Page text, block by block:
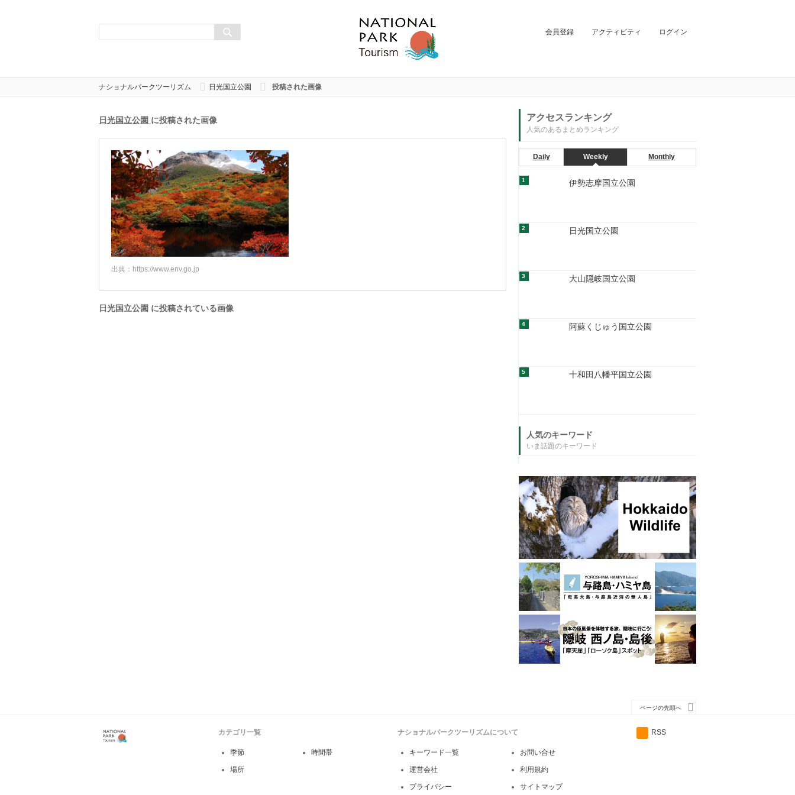
会員登録 アクティビティ ログイン
ナショナルパークツーリズム 日光国立公園 投稿された画像
日光国立公園 に投稿された画像
出典： https://www.env.go.jp
日光国立公園 に投稿されている画像
アクセスランキング
人気のあるまとめランキング
Daily Weekly Monthly
1 伊勢志摩国立公園
2 日光国立公園
3 大山隠岐国立公園
4 阿蘇くじゅう国立公園
5 十和田八幡平国立公園
人気のキーワード
いま話題のキーワード
ページの先頭へ
カテゴリ一覧
季節 時間帯
場所
ナショナルパークツーリズムについて
キーワード一覧 お問い合せ
運営会社 利用規約
プライバシー サイトマップ
RSS